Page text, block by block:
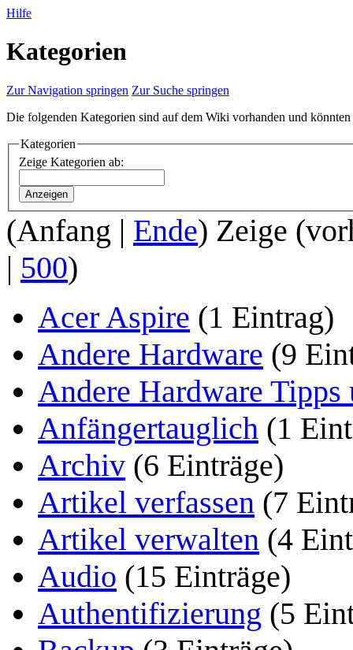
Hilfe
Kategorien
Zur Navigation springen Zur Suche springen
Die folgenden Kategorien sind auf dem Wiki vorhanden und
Kategorien
Zeige Kategorien ab:
Anzeigen
(Anfang | Ende) Zeige (
| 500)
Acer Aspire (1 Eintrag)
Andere Hardware (9
Andere Hardware Tipps
Anfängertauglich (1
Archiv (6 Einträge)
Artikel verfassen (7
Artikel verwalten (4
Audio (15 Einträge)
Authentifizierung (5